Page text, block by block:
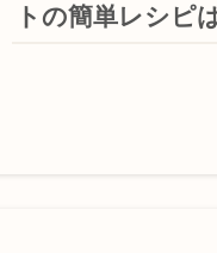
トの簡単レシピ